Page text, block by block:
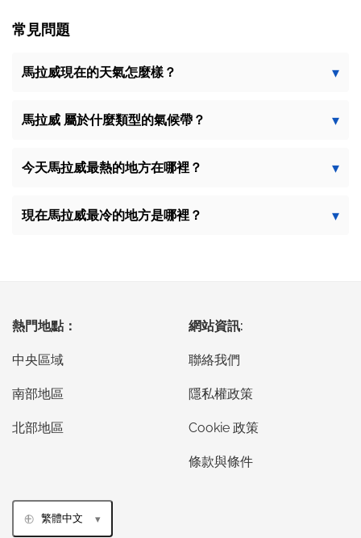
常見問題
馬拉威現在的天氣怎麼樣？
馬拉威 屬於什麼類型的氣候帶？
今天馬拉威最熱的地方在哪裡？
現在馬拉威最冷的地方是哪裡？
熱門地點：
中央區域
南部地區
北部地區
網站資訊:
聯絡我們
隱私權政策
Cookie 政策
條款與條件
繁體中文